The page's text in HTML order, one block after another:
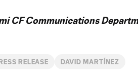
CF Communications
RELEASE DAVID MARTÍNEZ